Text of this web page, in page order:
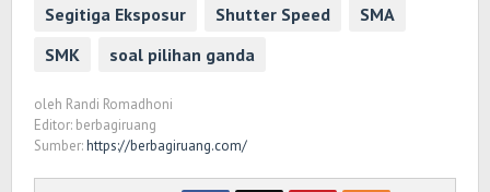
Segitiga Eksposur
Shutter Speed
SMA
SMK
soal pilihan ganda
oleh Randi Romadhoni
Editor: berbagiruang
Sumber:https://berbagiruang.com/